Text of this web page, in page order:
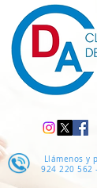
Llámenos y
924 220 562